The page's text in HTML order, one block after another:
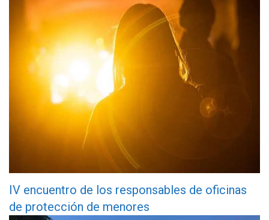
IV encuentro de los responsables de oficinas
de protección de menores